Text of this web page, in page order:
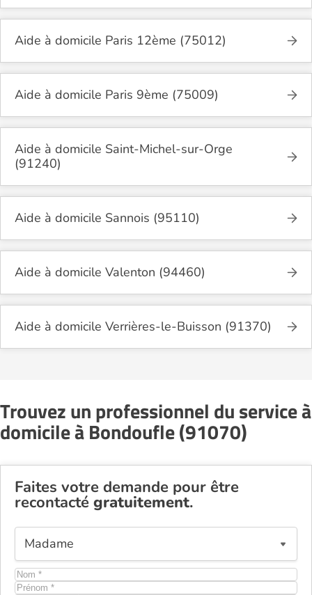
Aide à domicile Paris 12ème (75012)
Aide à domicile Paris 9ème (75009)
Aide à domicile Saint-Michel-sur-Orge
(91240)
Aide à domicile Sannois (95110)
Aide à domicile Valenton (94460)
Aide à domicile Verrières-le-Buisson (91370)
Trouvez un professionnel du service à
domicile à Bondoufle (91070)
Faites votre demande pour être
recontacté gratuitement.